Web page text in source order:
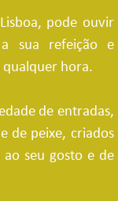
pode ouvir
sua refeição e
hora.
de entradas,
de peixe, criados
seu gosto e de